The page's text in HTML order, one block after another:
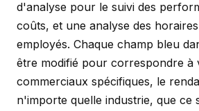
d'analyse pour le suivi des
coûts, et une analyse des
employés. Chaque champ bleu
être modifié pour correspondre à
commerciaux spécifiques, le
n'importe quelle industrie, que ce